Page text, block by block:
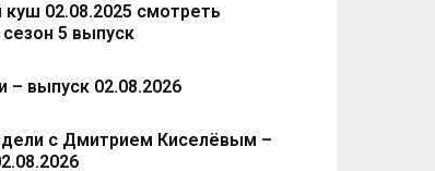
02.08.2025 смотреть
сезон 5 выпуск
– выпуск 02.08.2026
с Дмитрием Киселёвым –